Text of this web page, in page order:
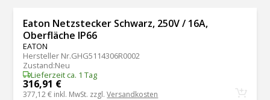
Eaton Netzstecker Schwarz, 250V / 16A,
Oberfläche IP66
EATON
Hersteller Nr.GHG5114306R0002
Zustand:Neu
Lieferzeit ca. 1 Tag
316,91 €
377,12 € inkl. MwSt. zzgl.Versandkosten